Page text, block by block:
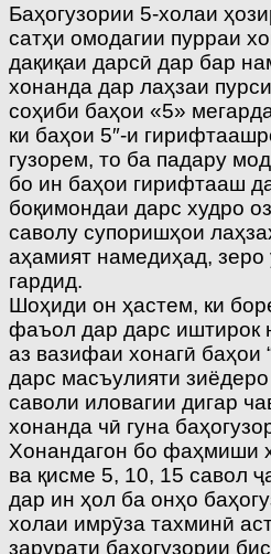
Баҳогузории 5-холаи
сатҳи омодагии пурраи
дақиқаи дарсӣ дар бар
хонанда дар лаҳзаи
соҳиби баҳои «5»
ки баҳои 5″-и
гузорем, то ба падару
бо ин баҳои гирифтааш
боқимондаи дарс худро
саволу супоришҳои
аҳамият намедиҳад, зеро
гардид.
Шоҳиди он ҳастем, ки
фаъол дар дарс иштирок
аз вазифаи хонагӣ баҳои
дарс масъулияти
саволи иловагии дигар
хонанда чӣ гуна
Xонандагон бо фаҳмиши
ва қисме 5, 10, 15 савол
дар ин ҳол ба онҳо
холаи имрӯза тахминӣ
зарурати баҳогузории